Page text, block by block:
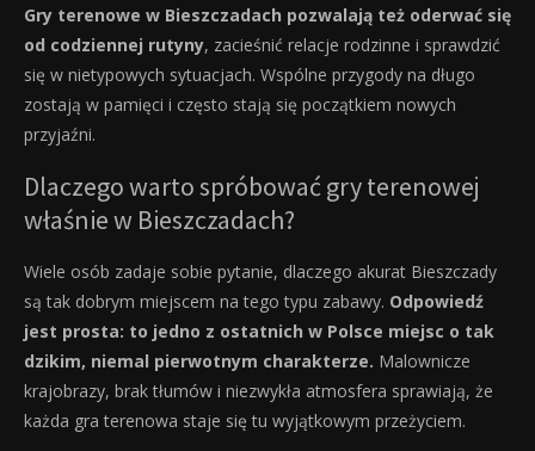
Gry terenowe w Bieszczadach pozwalają też oderwać się
od codziennej rutyny, zacieśnić relacje rodzinne i sprawdzić
się w nietypowych sytuacjach. Wspólne przygody na długo
zostają w pamięci i często stają się początkiem nowych
przyjaźni.
Dlaczego warto spróbować gry terenowej
właśnie w Bieszczadach?
Wiele osób zadaje sobie pytanie, dlaczego akurat Bieszczady
są tak dobrym miejscem na tego typu zabawy. Odpowiedź
jest prosta: to jedno z ostatnich w Polsce miejsc o tak
dzikim, niemal pierwotnym charakterze. Malownicze
krajobrazy, brak tłumów i niezwykła atmosfera sprawiają, że
każda gra terenowa staje się tu wyjątkowym przeżyciem.